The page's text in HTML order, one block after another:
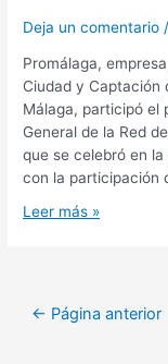
Deja un comentario /
Promálaga,
Ciudad y Captación
Málaga, participó el
General de la Red
que se celebró en
con la participación
Leer más »
← Página anterior